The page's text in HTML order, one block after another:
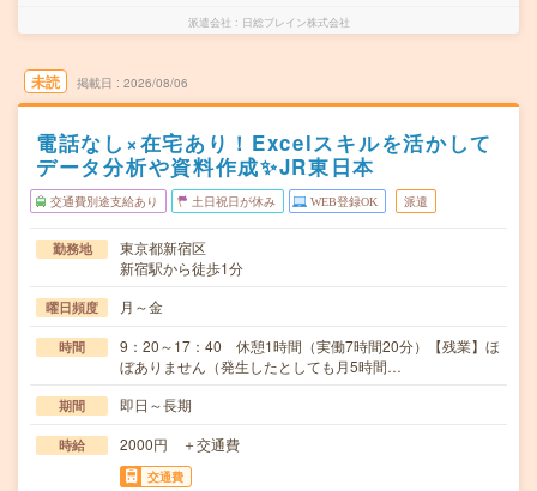
派遣会社 日総ブレイン株式会社
未読 掲載日 2026/08/06
電話なし×在宅あり！Excelスキルを活かして
データ分析や資料作成✨JR東日本
交通費別途支給あり 土日祝日が休み WEB登録OK 派遣
勤務地
東京都新宿区
新宿駅から徒歩1分
曜日頻度 月～金
時間
9：20～17：40 休憩1時間（実働7時間20分）【残業】ほ
ぼありません（発生したとしても月5時間…
期間 即日～長期
時給 2000円 ＋交通費
交通費